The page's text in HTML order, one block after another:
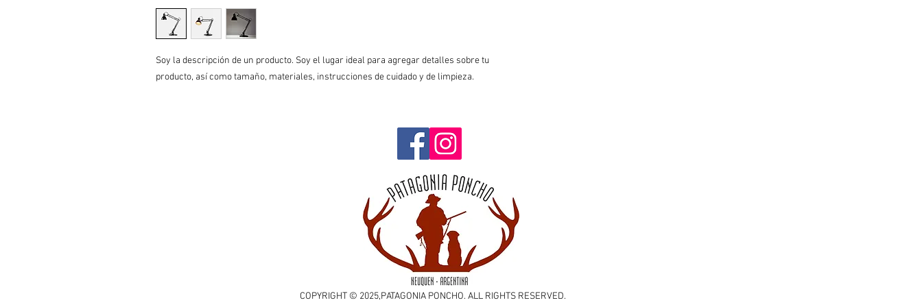
Soy la descripción de un producto. Soy el lugar ideal para agregar detalles sobre tu
producto, así como tamaño, materiales, instrucciones de cuidado y de limpieza.
COPYRIGHT © 2025,PATAGONIA PONCHO. ALL RIGHTS RESERVED.